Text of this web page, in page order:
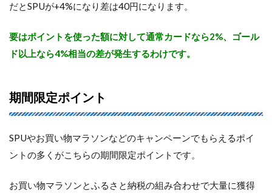
だとSPUが+4%になり差は40円になります。
要はポイントを使った額に対して通常カードなら2%、ゴール
ド以上なら4%相当の差が発生するわけです。
期間限定ポイント
SPUやお買い物マラソンなどのキャンペーンでもらえるポイ
ントの多くがこちらの期間限定ポイントです。
お買い物マラソンとふるさと納税の組み合わせで大量に獲得